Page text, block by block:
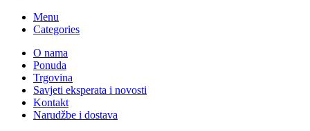
Menu
Categories
O nama
Ponuda
Trgovina
Savjeti eksperata i novosti
Kontakt
Narudžbe i dostava